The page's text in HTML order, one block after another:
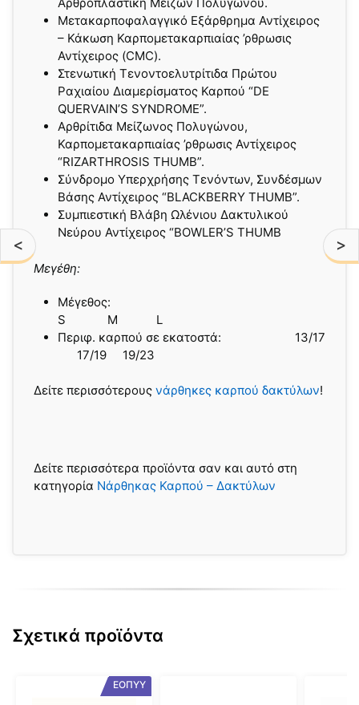
< >
Αρθροπλαστική Μείζων Πολυγώνου.
Μετακαρποφαλαγγικό Εξάρθρημα Αντίχειρος
– Κάκωση Καρπομετακαρπιαίας ’ρθρωσις
Αντίχειρος (CMC).
Στενωτική Τενοντοελυτρίτιδα Πρώτου
Ραχιαίου Διαμερίσματος Καρπού “DE
QUERVAIN’S SYNDROME”.
Αρθρίτιδα Μείζωνος Πολυγώνου,
Καρπομετακαρπιαίας ’ρθρωσις Αντίχειρος
“RIZARTHROSIS THUMB”.
Σύνδρομο Υπερχρήσης Τενόντων, Συνδέσμων
Bάσης Αντίχειρος “BLACKBERRY THUMB”.
Συμπιεστική Βλάβη Ωλένιου Δακτυλικού
Νεύρου Αντίχειρος “BOWLER’S THUMB
Μεγέθη:
Μέγεθος:
S M L
Περιφ. καρπού σε εκατοστά: 13/17
17/19 19/23
Δείτε περισσότερους νάρθηκες καρπού δακτύλων!
Δείτε περισσότερα προϊόντα σαν και αυτό στη
κατηγορία Νάρθηκας Καρπού – Δακτύλων
Σχετικά προϊόντα
ΕΟΠΥΥ